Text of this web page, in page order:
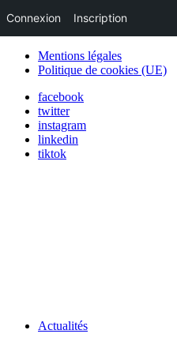
Mentions légales
Politique de cookies (UE)
facebook
twitter
instagram
linkedin
tiktok
Actualités
Connexion Inscription